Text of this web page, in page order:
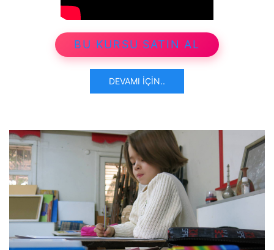
BU KURSU SATIN AL
DEVAMI İÇIN..